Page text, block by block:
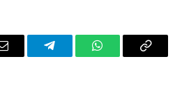
Email TelegramWhatsAppCopy